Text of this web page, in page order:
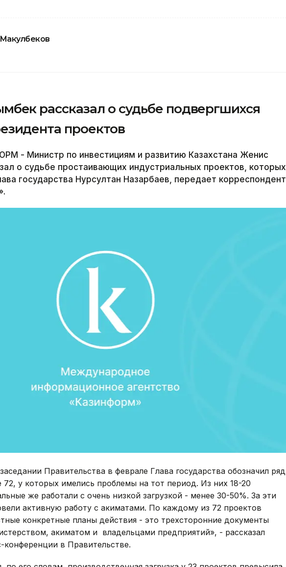
рассказал о судьбе подвергшихся
проектов
- Министр по инвестициям и развитию Казахстана Женис
о судьбе простаивающих индустриальных проектов, которых
государства Нурсултан Назарбаев, передает корреспондент
Правительства в феврале Глава государства обозначил ряд
72, у которых имелись проблемы на тот период. Из них 18-20
же работали с очень низкой загрузкой - менее 30-50%. За эти
активную работу с акиматами. По каждому из 72 проектов
конкретные планы действия - это трехсторонние документы
акиматом и владельцами предприятий», - рассказал
конференции в Правительстве.